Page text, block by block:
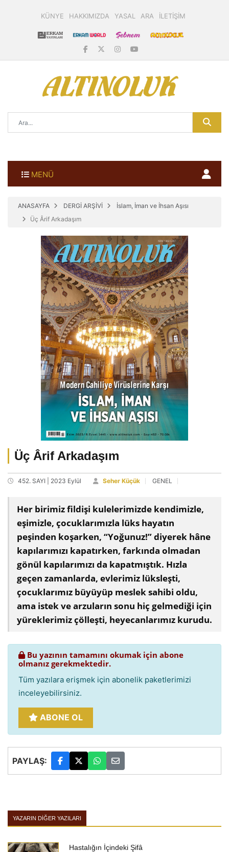
KÜNYE HAKKIMIZDA YASAL ARA İLETİŞİM
MENÜ
ANASAYFA DERGİ ARŞİVİ
İslam, İman ve İhsan Aşısı
Üç Ârif Arkadaşım
Üç Ârif Arkadaşım
452. SAYI | 2023 Eylül Seher Küçük GENEL
Her birimiz fildişi kulelerimizde kendimizle,
eşimizle, çocuklarımızla lüks hayatın
peşinden koşarken, “Yoğunuz!” diyerek hâne
kapılarımızı kapatırken, farkında olmadan
gönül kapılarımızı da kapatmıştık. Hızla
geçen zamanlarda, evlerimiz lüksleşti,
çocuklarımız büyüyüp meslek sahibi oldu,
ama istek ve arzuların sonu hiç gelmediği için
yüreklerimiz çölleşti, heyecanlarımız kurudu.
Bu yazının tamamını okumak için abone
olmanız gerekmektedir.
Tüm yazılara erişmek için abonelik paketlerimizi
inceleyebilirsiniz.
ABONE OL
PAYLAŞ:
YAZARIN DIĞER YAZILARI
Hastalığın İçindeki Şifâ